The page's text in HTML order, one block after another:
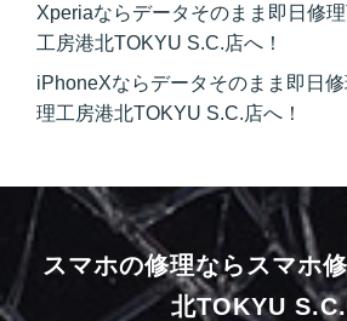
Xperiaならデータそのまま即日修
工房港北TOKYU S.C.店へ！
iPhoneXならデータそのまま即日
理工房港北TOKYU S.C.店へ！
スマホの修理ならスマホ
北TOKYU